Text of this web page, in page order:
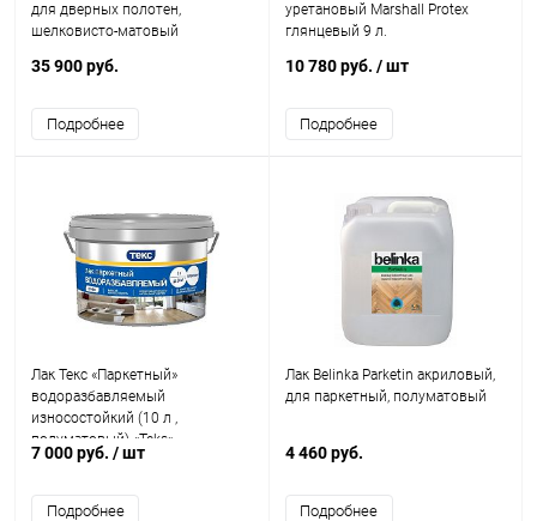
для дверных полотен,
шелковисто-матовый
35 900 руб.
Подробнее
уретановый Marshall Protex
глянцевый 9 л.
10 780 руб. / шт
Подробнее
Лак Текс «Паркетный»
водоразбавляемый
износостойкий (10 л ,
полуматовый) «Teks»
7 000 руб. / шт
Подробнее
Лак Belinka Parketin акриловый,
для паркетный, полуматовый
4 460 руб.
Подробнее